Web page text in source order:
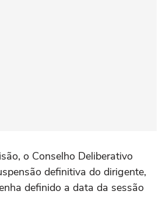
o Conselho Deliberativo
definitiva do dirigente,
definido a data da sessão